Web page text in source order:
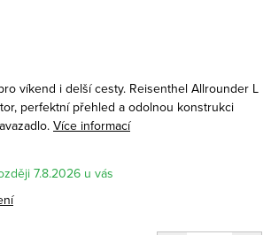
víkend i delší cesty. Reisenthel Allrounder L
perfektní přehled a odolnou konstrukci
Více informací
7.8.2026